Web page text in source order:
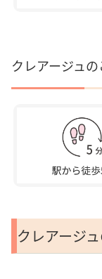
クレアージュ
クレアージ